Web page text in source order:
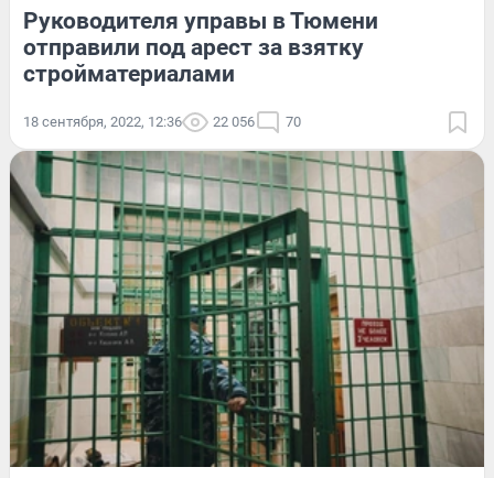
Руководителя управы в Тюмени
отправили под арест за взятку
стройматериалами
18 сентября, 2022, 12:36 22 056 70